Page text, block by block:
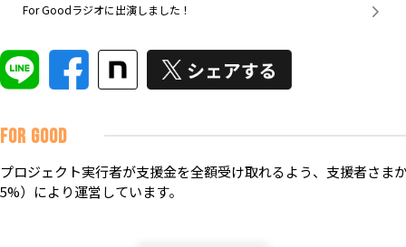
For Goodラジオに出演しました！
FOR GOOD
プロジェクト実行者が支援金を全額受け取れるよう、支援者さま
5%）により運営しています。